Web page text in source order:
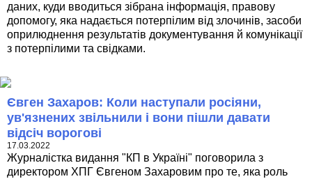
даних, куди вводиться зібрана інформація, правову
допомогу, яка надається потерпілим від злочинів, засоби
оприлюднення результатів документування й комунікації
з потерпілими та свідками.
Євген Захаров: Коли наступали росіяни,
ув'язнених звільнили і вони пішли давати
відсіч ворогові
17.03.2022
Журналістка видання "КП в Україні" поговорила з
директором ХПГ Євгеном Захаровим про те, яка роль